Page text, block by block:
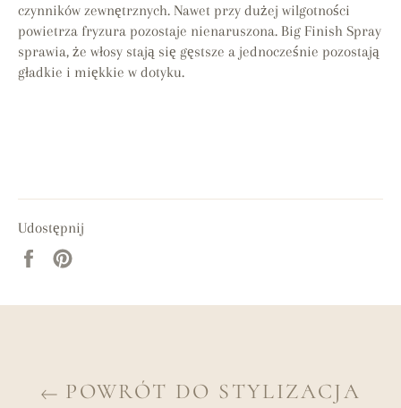
czynników zewnętrznych. Nawet przy dużej wilgotności
powietrza fryzura pozostaje nienaruszona. Big Finish Spray
sprawia, że włosy stają się gęstsze a jednocześnie pozostają
gładkie i miękkie w dotyku.
Udostępnij
Udostępnij
POWRÓT DO STYLIZACJA